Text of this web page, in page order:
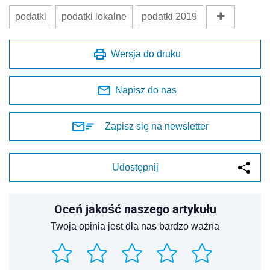
podatki podatki lokalne podatki 2019
Wersja do druku
Napisz do nas
Zapisz się na newsletter
Udostępnij
Oceń jakość naszego artykułu
Twoja opinia jest dla nas bardzo ważna